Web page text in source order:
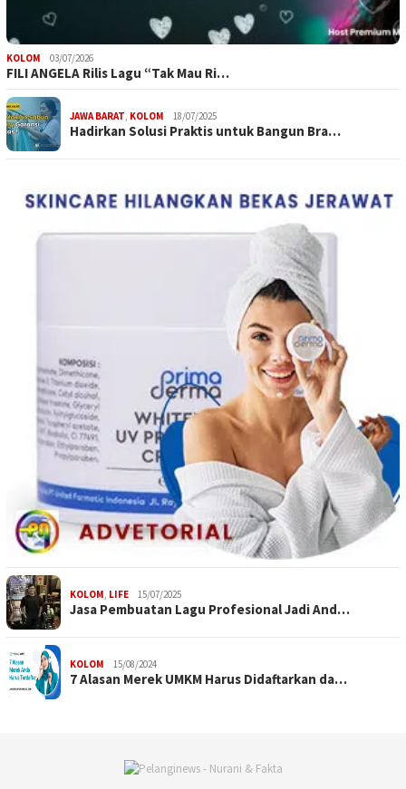
KOLOM 03/07/2026
FILI ANGELA Rilis Lagu “Tak Mau Ri…
JAWA BARAT, KOLOM 18/07/2025
Hadirkan Solusi Praktis untuk Bangun Bra…
KOLOM, LIFE 15/07/2025
Jasa Pembuatan Lagu Profesional Jadi And…
KOLOM 15/08/2024
7 Alasan Merek UMKM Harus Didaftarkan da…